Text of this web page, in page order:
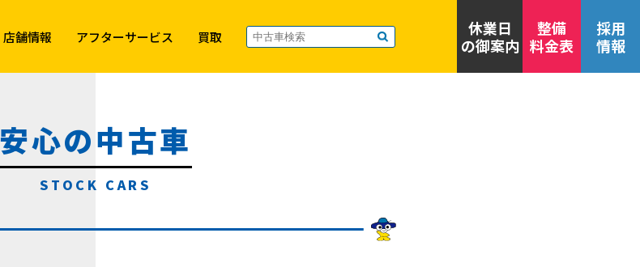
店舗情報 アフターサービス 買取
休業日
の御案内
整備
料金表
採用
情報
安心の中古車